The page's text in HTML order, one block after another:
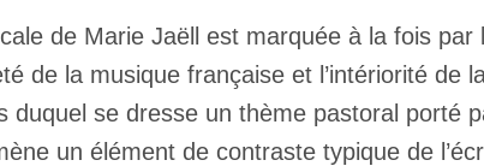
de Marie Jaëll est marquée à la fois par
la musique française et l’intériorité de
se dresse un thème pastoral porté
un élément de contraste typique de